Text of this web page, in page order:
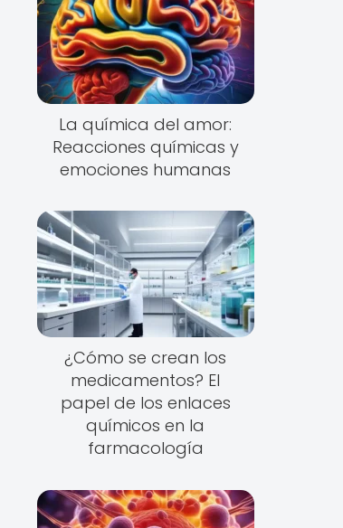
La química del amor:
Reacciones químicas y
emociones humanas
¿Cómo se crean los
medicamentos? El
papel de los enlaces
químicos en la
farmacología